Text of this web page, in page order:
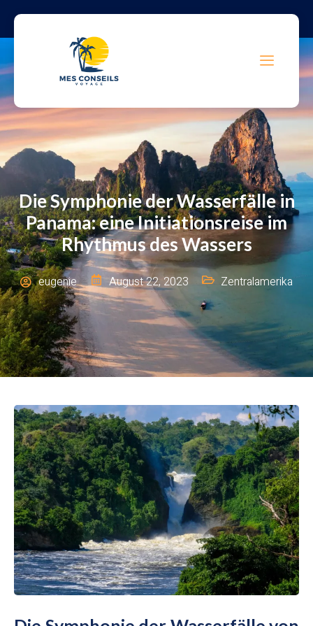
Die Symphonie der Wasserfälle in
Panama: eine Initiationsreise im
Rhythmus des Wassers
eugenie August 22, 2023 Zentralamerika